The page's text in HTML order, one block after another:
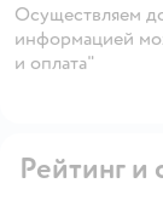
Осуществляем
информацией
и оплата"
Рейтинг и